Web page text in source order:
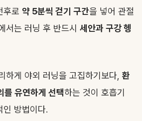
후로 약 5분씩 걷기 구간을 넣어 관절
서는 러닝 후 반드시 세안과 구강 헹
하게 야외 러닝을 고집하기보다, 환
를 유연하게 선택하는 것이 호흡기
인 방법이다.